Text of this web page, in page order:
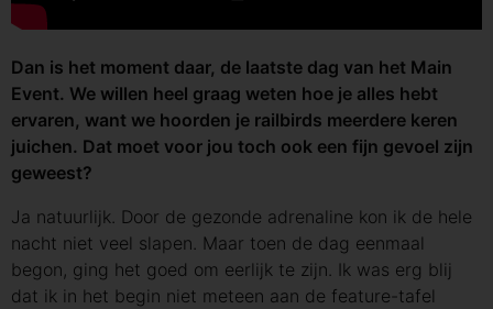
Dan is het moment daar, de laatste dag van het Main
Event. We willen heel graag weten hoe je alles hebt
ervaren, want we hoorden je railbirds meerdere keren
juichen. Dat moet voor jou toch ook een fijn gevoel zijn
geweest?
Ja natuurlijk. Door de gezonde adrenaline kon ik de hele
nacht niet veel slapen. Maar toen de dag eenmaal
begon, ging het goed om eerlijk te zijn. Ik was erg blij
dat ik in het begin niet meteen aan de feature-tafel